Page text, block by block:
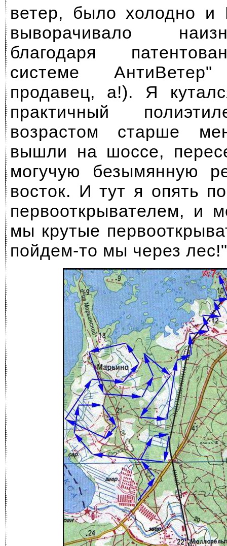
ветер, было холодно
выворачивало
благодаря
системе
продавец, а!). Я
практичный
возрастом старше
вышли на шоссе,
могучую безымянную
восток. И тут я опять
первооткрывателем, и
мы крутые
пойдем-то мы через